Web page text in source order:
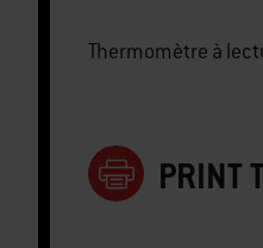
Thermomètre à
PRINT